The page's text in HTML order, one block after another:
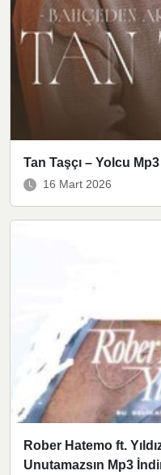
Tan Taşçı – Yolcu
16 Mart 2026
Rober Hatemo ft.
Unutamazsın Mp3